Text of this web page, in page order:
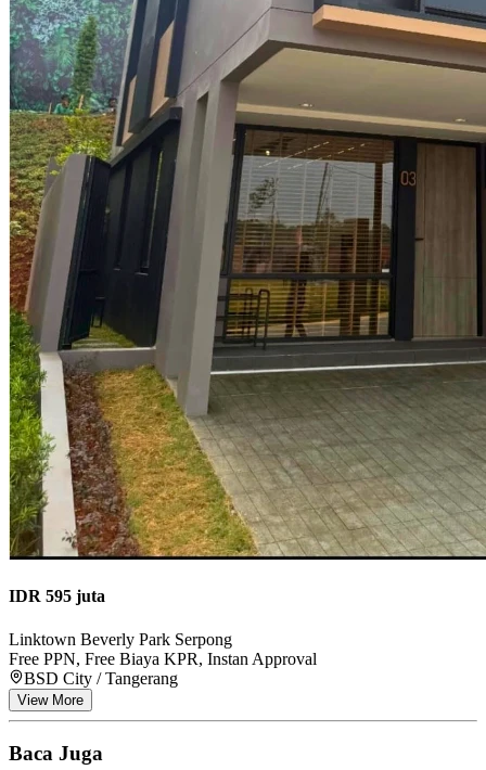
IDR 595 juta
Linktown Beverly Park Serpong
Free PPN, Free Biaya KPR, Instan Approval
BSD City / Tangerang
View More
Baca Juga